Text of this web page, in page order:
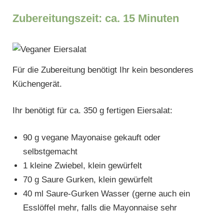
Zubereitungszeit: ca. 15 Minuten
Für die Zubereitung benötigt Ihr kein besonderes
Küchengerät.
Ihr benötigt für ca. 350 g fertigen Eiersalat:
90 g vegane Mayonaise gekauft oder
selbstgemacht
1 kleine Zwiebel, klein gewürfelt
70 g Saure Gurken, klein gewürfelt
40 ml Saure-Gurken Wasser (gerne auch ein
Esslöffel mehr, falls die Mayonnaise sehr